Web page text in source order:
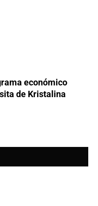
económico
de Kristalina